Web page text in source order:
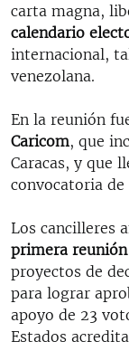
carta magna,
calendario
internacional,
venezolana.
En la reunión
Caricom, que
Caracas, y que
convocatoria de
Los cancilleres
primera
proyectos de
para lograr
apoyo de 23
Estados